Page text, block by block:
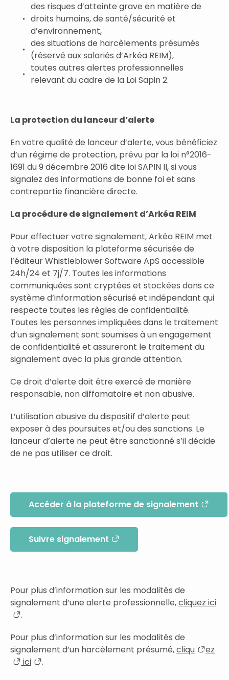
des risques d’atteinte grave en matière de
droits humains, de santé/sécurité et
d’environnement,
des situations de harcèlements présumés
(réservé aux salariés d’Arkéa REIM),
toutes autres alertes professionnelles
relevant du cadre de la Loi Sapin 2.
La protection du lanceur d’alerte
En votre qualité de lanceur d’alerte, vous bénéficiez
d’un régime de protection, prévu par la loi n°2016-
1691 du 9 décembre 2016 dite loi SAPIN II, si vous
signalez des informations de bonne foi et sans
contrepartie financière directe.
La procédure de signalement d’Arkéa REIM
Pour effectuer votre signalement, Arkéa REIM met
à votre disposition la plateforme sécurisée de
l’éditeur Whistleblower Software ApS accessible
24h/24 et 7j/7. Toutes les informations
communiquées sont cryptées et stockées dans ce
système d’information sécurisé et indépendant qui
respecte toutes les règles de confidentialité.
Toutes les personnes impliquées dans le traitement
d’un signalement sont soumises à un engagement
de confidentialité et assureront le traitement du
signalement avec la plus grande attention.
Ce droit d’alerte doit être exercé de manière
responsable, non diffamatoire et non abusive.
L’utilisation abusive du dispositif d’alerte peut
exposer à des poursuites et/ou des sanctions. Le
lanceur d’alerte ne peut être sanctionné s’il décide
de ne pas utiliser ce droit.
Accéder à la plateforme de signalement
Suivre signalement
Pour plus d’information sur les modalités de
signalement d’une alerte professionnelle,cliquez ici
.
Pour plus d’information sur les modalités de
signalement d’un harcèlement présumé,cliqu
ez
ici
.